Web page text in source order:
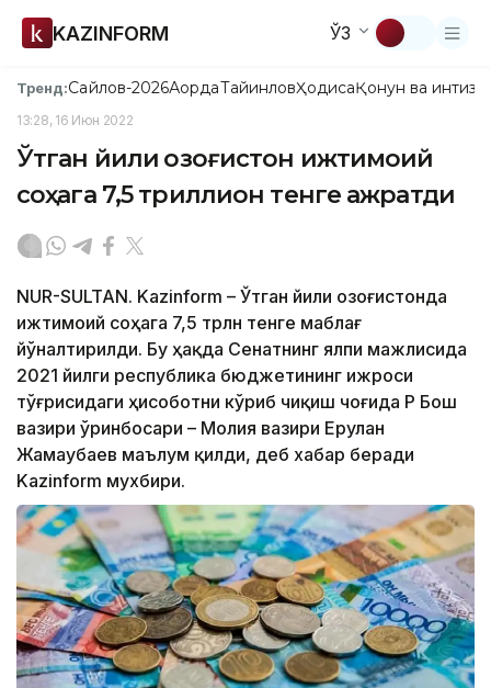
KAZINFORM ЎЗ
Тренд:Сайлов-2026АқордаТайинловҲодисаҚонун ва
13:28, 16 Июн 2022
Ўтган йили Қозоғистон ижтимоий
соҳага 7,5 триллион тенге ажратди
NUR-SULTAN. Kazinform – Ўтган йили Қозоғистонда
ижтимоий соҳага 7,5 трлн тенге маблағ
йўналтирилди. Бу ҳақда Сенатнинг ялпи мажлисида
2021 йилги республика бюджетининг ижроси
тўғрисидаги ҳисоботни кўриб чиқиш чоғида ҚР Бош
вазири ўринбосари – Молия вазири Ерулан
Жамаубаев маълум қилди, деб хабар беради
Kazinform мухбири.